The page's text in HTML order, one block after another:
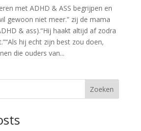
met ADHD & ASS begrijpen en
gewoon niet meer.” zij de mama
& ass).“Hij haakt altijd af zodra
hij echt zijn best zou doen,
die ouders van...
Zoeken